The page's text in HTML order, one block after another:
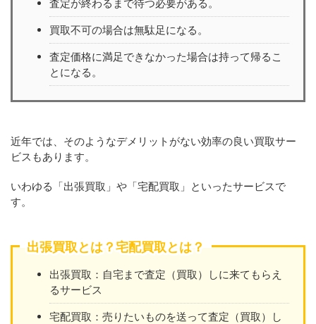
査定が終わるまで待つ必要がある。
買取不可の場合は無駄足になる。
査定価格に満足できなかった場合は持って帰るこ
とになる。
近年では、そのようなデメリットがない効率の良い買取サー
ビスもあります。
いわゆる「出張買取」や「宅配買取」といったサービスで
す。
出張買取とは？宅配買取とは？
出張買取：自宅まで査定（買取）しに来てもらえ
るサービス
宅配買取：売りたいものを送って査定（買取）し